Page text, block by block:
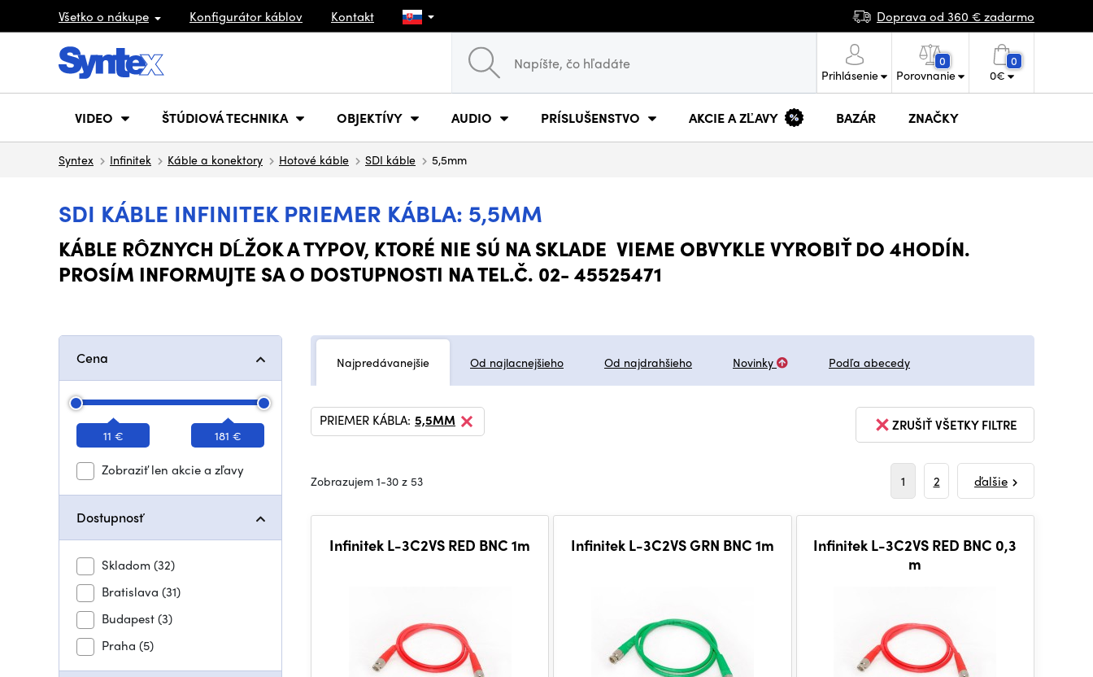
Všetko o nákupe Konfigurátor káblov Kontakt Doprava od 360 € zadarmo
Prihlásenie
0
Porovnanie
0
0€
VIDEO ŠTÚDIOVÁ TECHNIKA OBJEKTÍVY AUDIO PRÍSLUŠENSTVO AKCIE A ZĽAVY BAZÁR ZNAČKY
Syntex Infinitek Káble a konektory Hotové káble SDI káble 5,5mm
SDI KÁBLE INFINITEK PRIEMER KÁBLA: 5,5MM
KÁBLE RÔZNYCH DĹŽOK A TYPOV, KTORÉ NIE SÚ NA SKLADE VIEME OBVYKLE VYROBIŤ DO 4HODÍN.
PROSÍM INFORMUJTE SA O DOSTUPNOSTI NA TEL.Č. 02- 45525471
Cena
11 € 181 €
Zobraziť len akcie a zľavy
Dostupnosť
Skladom(32)
Bratislava (31)
Budapest(3)
Praha (5)
Najpredávanejšie Od najlacnejšieho Od najdrahšieho Novinky Podľa abecedy
ZRUŠIŤ VŠETKY FILTRE
PRIEMER KÁBLA: 5,5MM
Zobrazujem 1-30 z 53 1 2 ďalšie
Infinitek L-3C2VS RED BNC 1m Infinitek L-3C2VS GRN BNC 1m
Infinitek L-3C2VS RED BNC 0,3
m